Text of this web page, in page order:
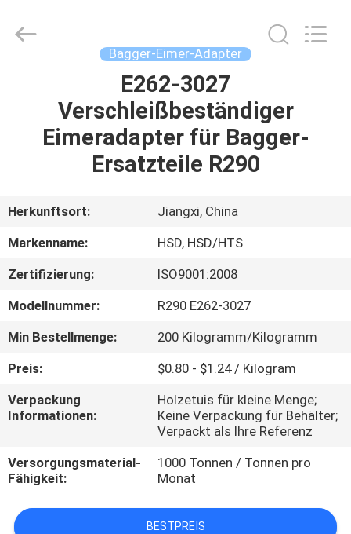
PRODUKTE
UNS
AUSFLUG
QUALITÄTSKONTROLLE
TRETEN
SIE
UNS
VERBINDUNG
Parts
Co.,Ltd.
Bagger-Eimer-Adapter
E262-3027
Verschleißbeständiger
Eimeradapter für Bagger-
Ersatzteile R290
Herkunftsort:
Jiangxi, China
Markenname:
HSD, HSD/HTS
Zertifizierung:
ISO9001:2008
Modellnummer:
R290 E262-3027
Min Bestellmenge:
200 Kilogramm/Kilogramm
Preis:
$0.80 - $1.24 / Kilogram
Verpackung
Informationen:
Holzetuis für kleine Menge;
Keine Verpackung für Behälter;
Verpackt als Ihre Referenz
Versorgungsmaterial-
Fähigkeit:
1000 Tonnen / Tonnen pro
Monat
BESTPREIS